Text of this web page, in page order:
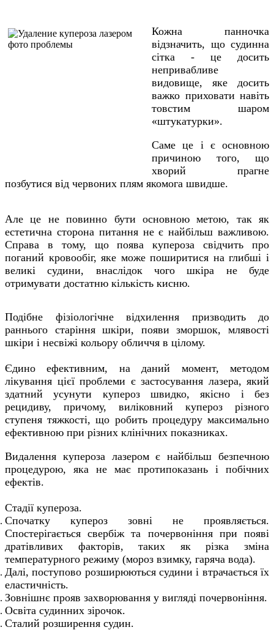
Кожна панночка
відзначить, що судинна
сітка - це досить
непривабливе
видовище, яке досить
важко приховати навіть
товстим шаром
«штукатурки».
Саме це і є основною
причиною того, що
хворий прагне
позбутися від червоних плям якомога швидше.
Але це не повинно бути основною метою, так як
естетична сторона питання не є найбільш важливою.
Справа в тому, що поява купероза свідчить про
поганий кровообіг, яке може поширитися на глибші і
великі судини, внаслідок чого шкіра не буде
отримувати достатню кількість кисню.
Подібне фізіологічне відхилення призводить до
раннього старіння шкіри, появи зморшок, млявості
шкіри і несвіжі кольору обличчя в цілому.
Єдино ефективним, на даний момент, методом
лікування цієї проблеми є застосування лазера, який
здатний усунути купероз швидко, якісно і без
рецидиву, причому, виліковний купероз різного
ступеня тяжкості, що робить процедуру максимально
ефективною при різних клінічних показниках.
Видалення купероза лазером є найбільш безпечною
процедурою, яка не має протипоказань і побічних
ефектів.
Стадії купероза.
Спочатку купероз зовні не проявляється.
Спостерігається свербіж та почервоніння при появі
дратівливих факторів, таких як різка зміна
температурного режиму (мороз взимку, гаряча вода).
Далі, поступово розширюються судини і втрачається їх
еластичність.
Зовнішнє прояв захворювання у вигляді почервоніння.
Освіта судинних зірочок.
Сталий розширення судин.